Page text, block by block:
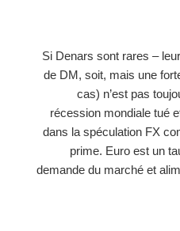
Si Denars sont rares –
de DM, soit, mais une
cas) n’est pas
récession mondiale tué
dans la spéculation FX
prime. Euro est un
demande du marché et